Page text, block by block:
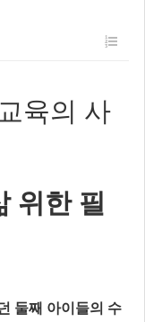
육의 사
위한 필
둘째 아이들의 수